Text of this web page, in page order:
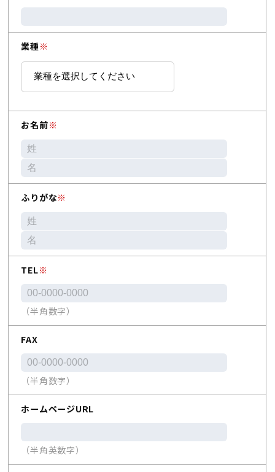
業種 ※
お名前※
ふりがな※
TEL※
（半角数字）
FAX
（半角数字）
ホームページURL
（半角英数字）